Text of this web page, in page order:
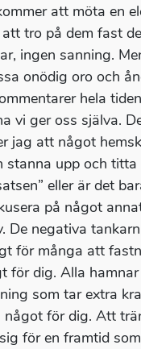
att möta en
tro på dem fast
ingen sanning.
onödig oro och
hela
vi ger oss själva.
jag att något
upp och
eller är det
på något
negativa
för många att
för dig. Alla
som tar extra
något för dig. Att
för en framtid